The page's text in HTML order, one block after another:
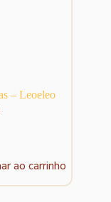
– Leoeleo
ao carrinho